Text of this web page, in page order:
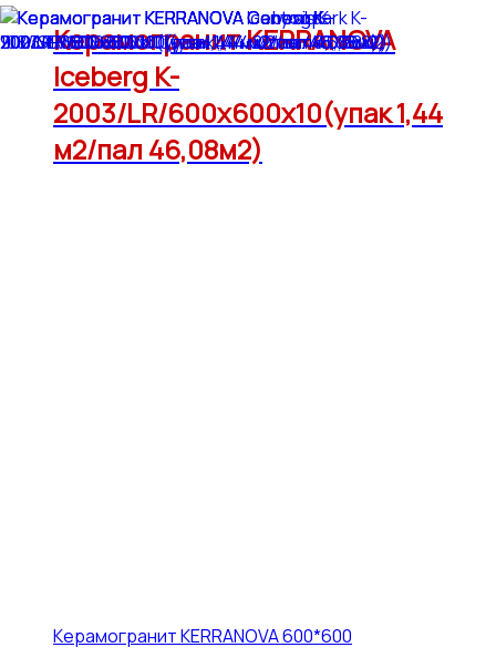
Керамогранит KERRANOVA
Iceberg K-
2003/LR/600x600x10(упак 1,44
м2/пал 46,08м2)
Керамогранит KERRANOVA 600*600